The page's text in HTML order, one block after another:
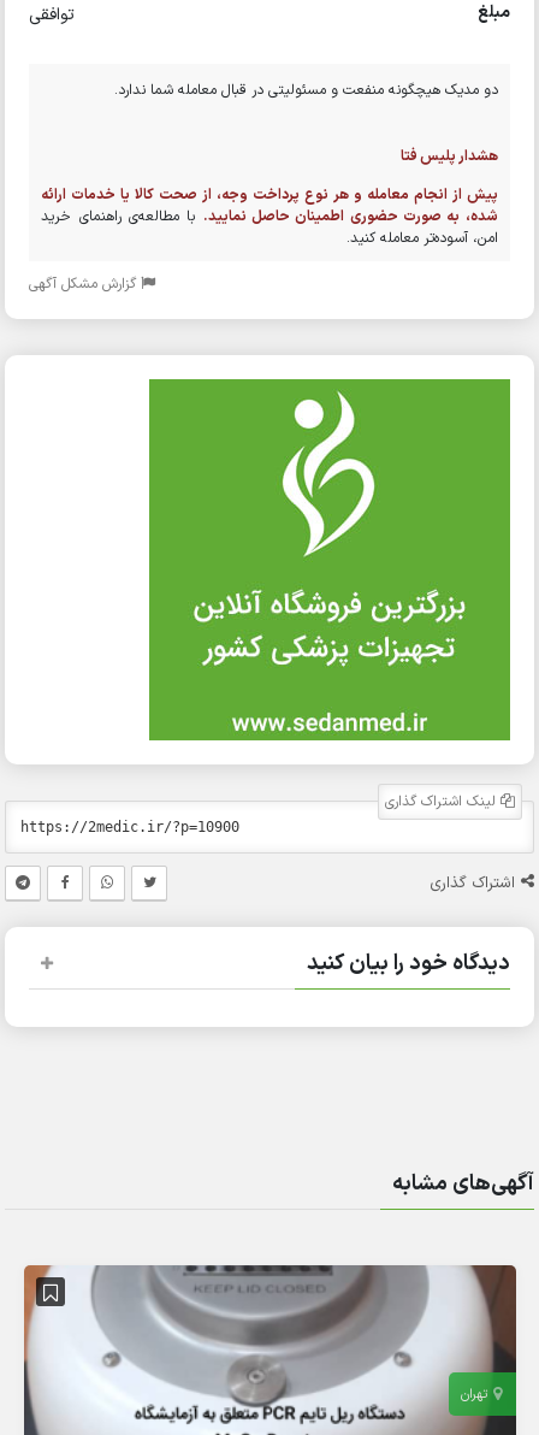
مبلغ توافقی
دو مدیک هیچگونه منفعت و مسئولیتی در قبال معامله شما ندارد.
هشدار پلیس فتا
پیش از انجام معامله و هر نوع پرداخت وجه، از صحت کالا یا خدمات ارائه
شده، به صورت حضوری اطمینان حاصل نمایید. با مطالعه‌ی راهنمای خرید
امن، آسوده‌تر معامله کنید.
گزارش مشکل آگهی
لینک اشتراک گذاری
اشتراک گذاری
دیدگاه خود را بیان کنید
آگهی‌های مشابه
تهران